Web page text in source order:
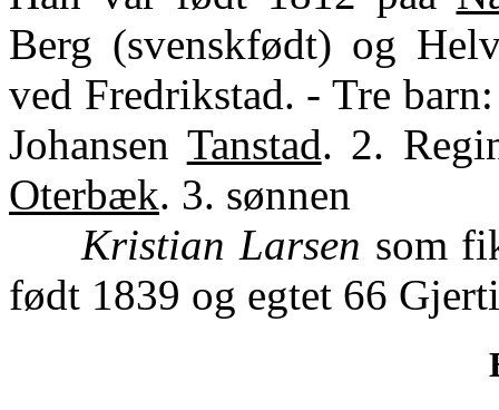
Berg (svenskfødt) og
ved Fredrikstad. - Tre
Johansen Tanstad. 2.
Oterbæk. 3. sønnen
Kristian Larsen som
født 1839 og egtet 66